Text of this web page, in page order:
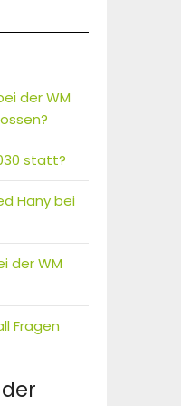
der WM
statt?
Hany bei
der WM
Fragen